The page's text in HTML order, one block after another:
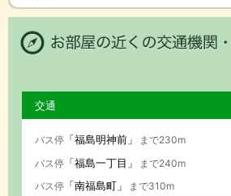
交通
バス停「福島明神前」
まで230m
バス停「福島一丁目」
まで240m
バス停「南福島町」 まで310m